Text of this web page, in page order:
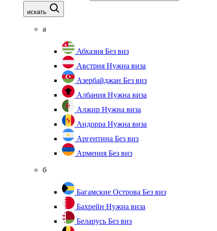
искать
а
Абхазия Без виз
Австрия Нужна виза
Азербайджан Без виз
Албания Нужна виза
Алжир Нужна виза
Андорра Нужна виза
Аргентина Без виз
Армения Без виз
б
Багамские Острова Без виз
Бахрейн Нужна виза
Беларусь Без виз